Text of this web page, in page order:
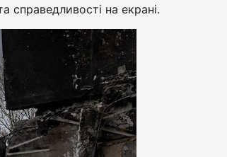
справедливості на екрані.